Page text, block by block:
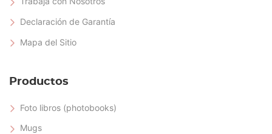
Declaración de Garantía
Mapa del Sitio
Productos
Foto libros (photobooks)
Mugs